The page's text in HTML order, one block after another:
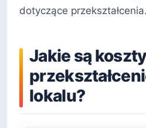
dotyczące przekształcenia.
Jakie są
lokalu?